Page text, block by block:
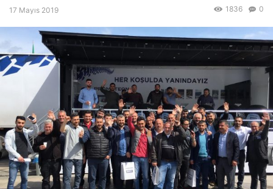
17 Mayıs 2019 0
1836